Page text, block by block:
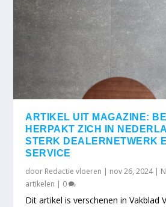
ARTIKEL UIT MAGAZINE:
HERPAKT ZICH IN
STERK DEALERNETWERK
SERVICE
door Redactie vloeren | nov 26, 2024|
artikelen | 0
Dit artikel is verschenen in Vakblad